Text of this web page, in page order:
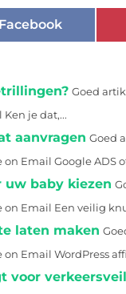
Facebook
Goed
je dat,...
aanvragen Goed
Email Google ADS
uw baby kiezen
on Email Een veilig
laten maken
Email WordPress
voor